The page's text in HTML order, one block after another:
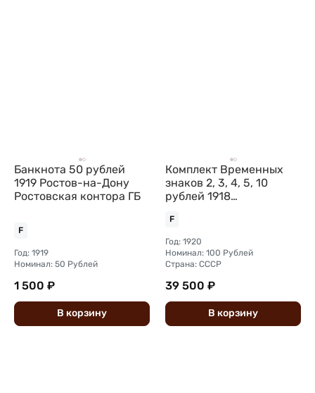
Банкнота 50 рублей
1919 Ростов-на-Дону
Ростовская контора ГБ
F
Год: 1919
Номинал: 50 Рублей
1 500 ₽
В корзину
Комплект Временных
знаков 2, 3, 4, 5, 10
рублей 1918
Общественный
Кооператив Жизнь
Меджибож
F
Год: 1920
Номинал: 100 Рублей
Страна: СССР
39 500 ₽
В корзину